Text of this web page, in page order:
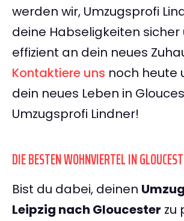
werden wir, Umzugsprofi
deine Habseligkeiten sicher
effizient an dein neues
Kontaktiere uns noch heute
dein neues Leben in
Umzugsprofi Lindner!
DIE BESTEN WOHNVIERTEL IN
Bist du dabei, deinen
Leipzig nach Gloucester zu